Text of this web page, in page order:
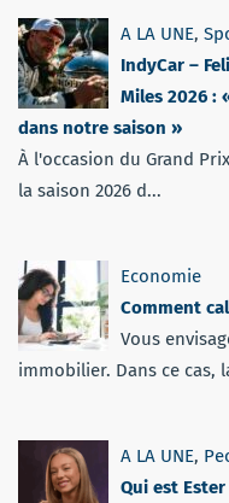
A LA UNE,
IndyCar –
Miles 2026 :
dans notre saison »
À l'occasion du Grand
la saison 2026 d...
Economie
Comment
Vous
immobilier. Dans ce cas,
A LA UNE,
Qui est